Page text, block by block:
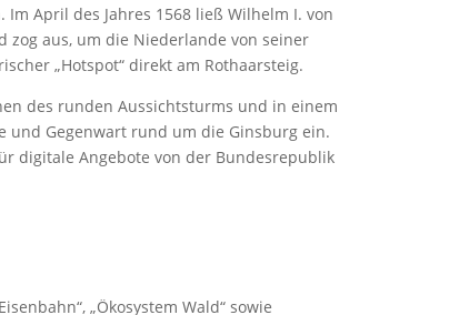
April des Jahres 1568 ließ Wilhelm I. von
zog aus, um die Niederlande von seiner
„Hotspot“ direkt am Rothaarsteig.
des runden Aussichtsturms und in einem
und Gegenwart rund um die Ginsburg ein.
digitale Angebote von der Bundesrepublik
„Ökosystem Wald“ sowie